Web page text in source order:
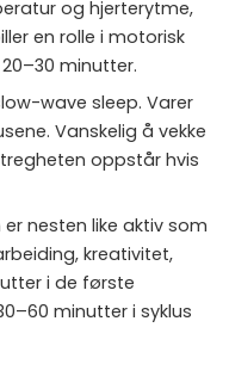
og hjerterytme,
en rolle i motorisk
minutter.
wave sleep. Varer
Vanskelig å vekke
oppstår hvis
nesten like aktiv som
kreativitet,
i de første
minutter i syklus